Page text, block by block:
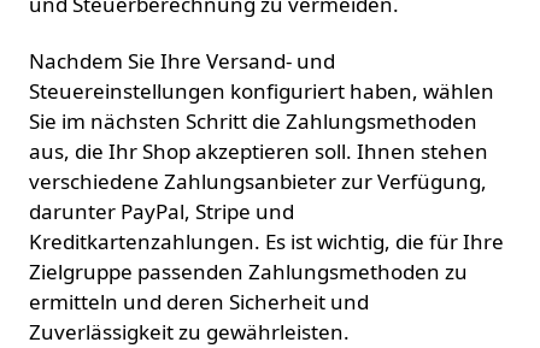
Nachdem Sie Ihre Versand- und
Steuereinstellungen konfiguriert haben, wählen
Sie im nächsten Schritt die Zahlungsmethoden
aus, die Ihr Shop akzeptieren soll. Ihnen stehen
verschiedene Zahlungsanbieter zur Verfügung,
darunter PayPal, Stripe und
Kreditkartenzahlungen. Es ist wichtig, die für Ihre
Zielgruppe passenden Zahlungsmethoden zu
ermitteln und deren Sicherheit und
Zuverlässigkeit zu gewährleisten.